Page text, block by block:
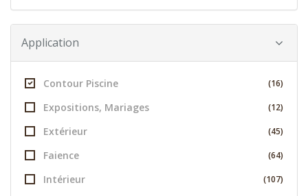
Application
Contour Piscine (16)
Expositions, Mariages (12)
Extérieur (45)
Faience (64)
Intérieur (107)